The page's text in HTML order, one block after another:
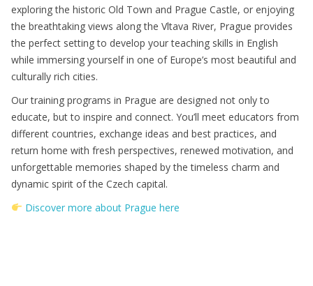
exploring the historic Old Town and Prague Castle, or enjoying
the breathtaking views along the Vltava River, Prague provides
the perfect setting to develop your teaching skills in English
while immersing yourself in one of Europe’s most beautiful and
culturally rich cities.
Our training programs in Prague are designed not only to
educate, but to inspire and connect. You’ll meet educators from
different countries, exchange ideas and best practices, and
return home with fresh perspectives, renewed motivation, and
unforgettable memories shaped by the timeless charm and
dynamic spirit of the Czech capital.
Discover more about Prague here